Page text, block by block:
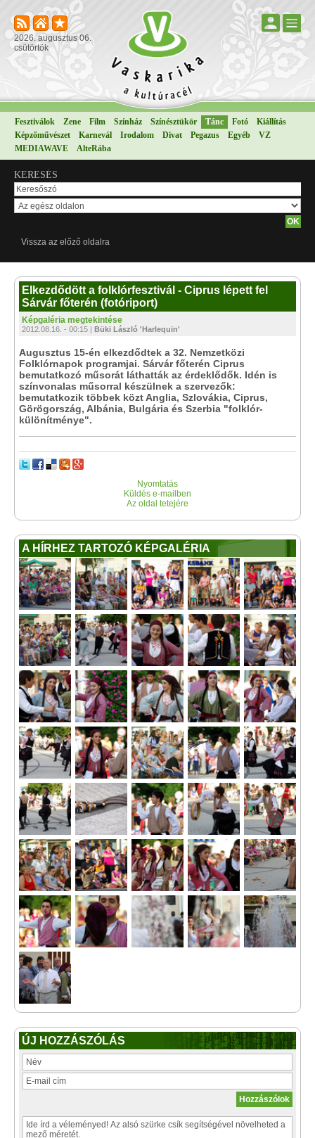
2026. augusztus 06.
csütörtök
Fesztiválok Zene Film Színház Színésztükör Tánc Fotó
Kiállítás
Képzőművészet
Karnevál Irodalom Divat Pegazus Egyéb
VZ
MEDIAWAVE
AlteRába
KERESÉS
Vissza az előző oldalra
Elkezdődött a folklórfesztivál - Ciprus lépett fel
Sárvár főterén (fotóriport)
Képgaléria megtekintése
2012.08.16. - 00:15 | Büki László 'Harlequin'
Augusztus 15-én elkezdődtek a 32. Nemzetközi
Folklórnapok programjai. Sárvár főterén Ciprus
bemutatkozó műsorát láthatták az érdeklődők. Idén is
színvonalas műsorral készülnek a szervezők:
bemutatkozik többek közt Anglia, Szlovákia, Ciprus,
Görögország, Albánia, Bulgária és Szerbia "folklór-
különítménye".
Nyomtatás
Küldés e-mailben
Az oldal tetejére
A HÍRHEZ TARTOZÓ KÉPGALÉRIA
ÚJ HOZZÁSZÓLÁS